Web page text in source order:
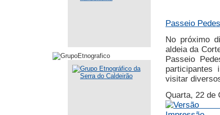
Passeio
No próximo
aldeia da
Passeio
participantes
visitar
Quarta, 22 de